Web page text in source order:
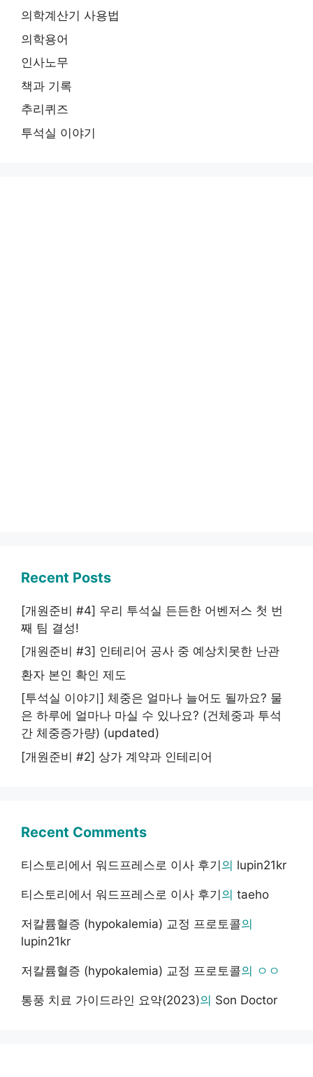
의학계산기 사용법
의학용어
인사노무
책과 기록
추리퀴즈
투석실 이야기
Recent Posts
[개원준비 #4] 우리 투석실 든든한 어벤저스 첫 번
째 팀 결성!
[개원준비 #3] 인테리어 공사 중 예상치못한 난관
환자 본인 확인 제도
[투석실 이야기] 체중은 얼마나 늘어도 될까요? 물
은 하루에 얼마나 마실 수 있나요? (건체중과 투석
간 체중증가량) (updated)
[개원준비 #2] 상가 계약과 인테리어
Recent Comments
티스토리에서 워드프레스로 이사 후기의 lupin21kr
티스토리에서 워드프레스로 이사 후기의 taeho
저칼륨혈증 (hypokalemia) 교정 프로토콜의
lupin21kr
저칼륨혈증 (hypokalemia) 교정 프로토콜의 ㅇㅇ
통풍 치료 가이드라인 요약(2023)의 Son Doctor